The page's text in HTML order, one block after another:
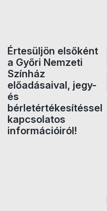
Értesüljön elsőként
a Győri Nemzeti
Színház
előadásaival, jegy-
és
bérletértékesítéssel
kapcsolatos
információiról!